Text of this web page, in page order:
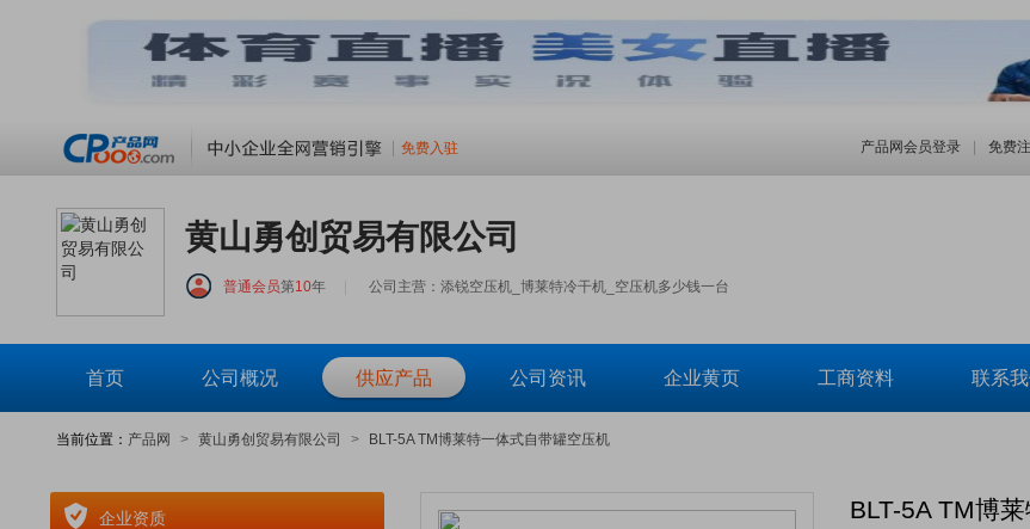
免费入驻 产品网会员登录 免费
黄山勇创贸易有限公司
普通会员第10年 公司主营：添锐空压机_博莱特冷干机_空压机多少钱一台
首页 公司概况 供应产品 公司资讯 企业黄页 工商资料 联系
当前位置： 产品网 > 黄山勇创贸易有限公司 > BLT-5A TM博莱特一体式自带罐空压机
企业资质 BLT-5A TM博